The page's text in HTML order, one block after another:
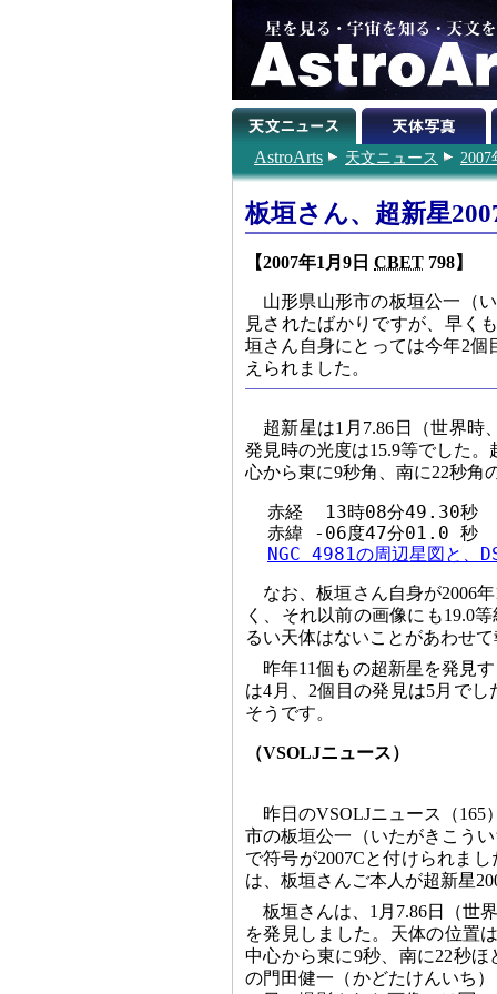
AstroArts 天文ニュース 2007
板垣さん、超新星
【2007年1月9日 CBET 798】
山形県山形市の板垣公一（
見されたばかりですが、早く
垣さん自身にとっては今年2個
えられました。
超新星は1月7.86日（世界
発見時の光度は15.9等でした
心から東に9秒角、南に22秒角
  赤経  13時08分49.30秒
赤緯 -06度47分01.0 秒
NGC 4981の周辺星図と、
なお、板垣さん自身が2006
く、それ以前の画像にも19.0
るい天体はないことがあわせ
昨年11個もの超新星を発見
は4月、2個目の発見は5月で
そうです。
（VSOLJニュース）
昨日のVSOLJニュース（
市の板垣公一（いたがきこう
で符号が2007Cと付けられま
は、板垣さんご本人が超新星
板垣さんは、1月7.86日（世
を発見しました。天体の位置
中心から東に9秒、南に22秒
の門田健一（かどたけんいち